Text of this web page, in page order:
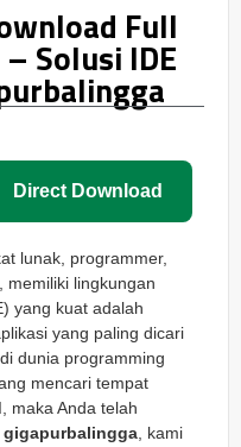
Full
Solusi IDE
Direct Download
lunak, programmer,
memiliki lingkungan
yang kuat adalah
yang paling dicari
dunia programming
mencari tempat
, maka Anda telah
gigapurbalingga, kami